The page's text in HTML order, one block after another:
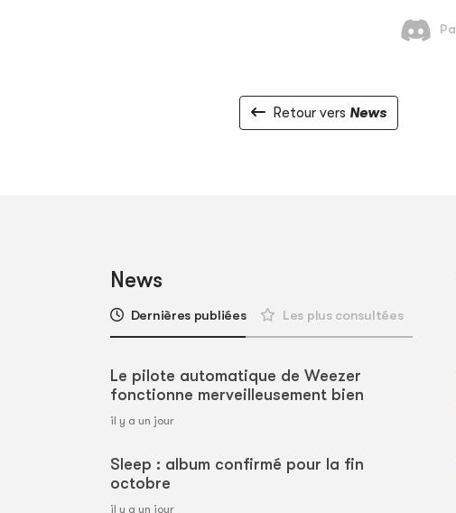
Retour vers News
News
Dernières publiées Les plus consultées
Le pilote automatique de Weezer
fonctionne merveilleusement bien
il y a un jour
Sleep : album confirmé pour la fin
octobre
il y a un jour